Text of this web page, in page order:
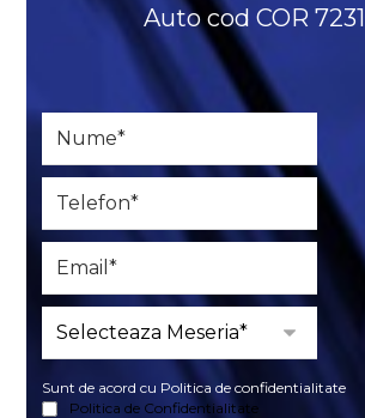
Auto cod COR
Sunt de acord cu Politica de confidentialitate
Politica de Confidentialitate